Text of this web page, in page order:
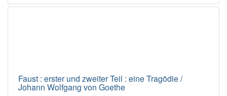
Faust : erster und zweiter Teil : eine Tragödie /
Johann Wolfgang von Goethe